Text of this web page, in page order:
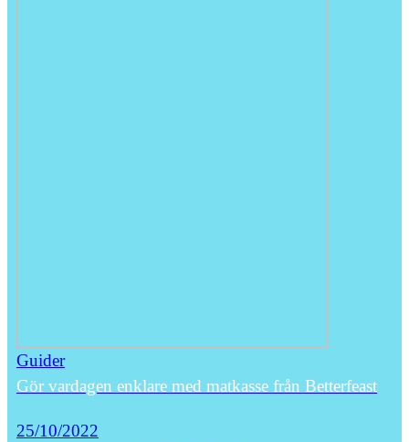
Guider
Gör vardagen enklare med matkasse från Betterfeast
25/10/2022